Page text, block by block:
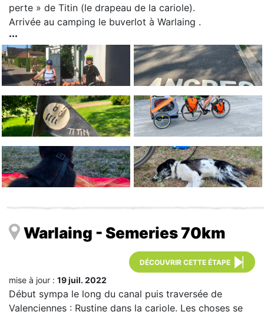
perte » de Titin (le drapeau de la cariole).
Arrivée au camping le buverlot à Warlaing .
Warlaing - Semeries 70km
DÉCOUVRIR CETTE ÉTAPE
mise à jour : 19 juil. 2022
Début sympa le long du canal puis traversée de
Valenciennes : Rustine dans la cariole. Les choses se